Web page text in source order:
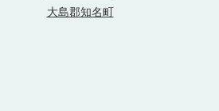
大島郡知名町